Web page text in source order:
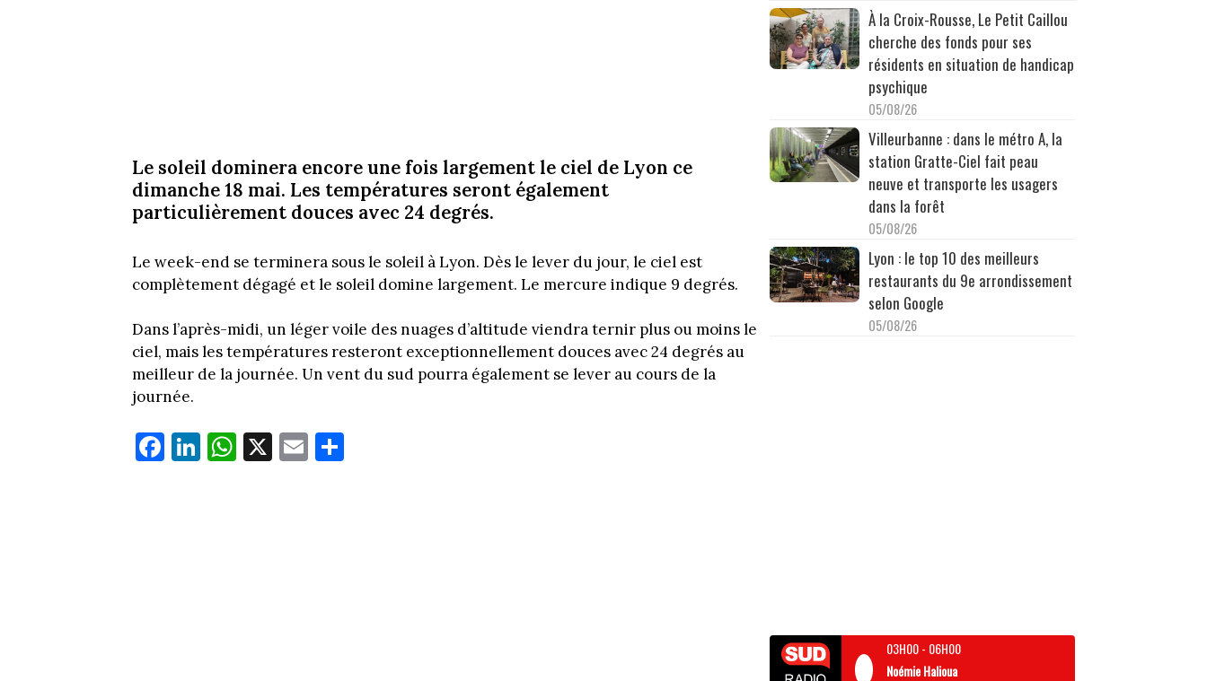
Le soleil dominera encore une fois largement le ciel de Lyon ce
dimanche 18 mai. Les températures seront également
particulièrement douces avec 24 degrés.
Le week-end se terminera sous le soleil à Lyon. Dès le lever du jour, le ciel est
complètement dégagé et le soleil domine largement. Le mercure indique 9 degrés.
Dans l’après-midi, un léger voile des nuages d’altitude viendra ternir plus ou moins le
ciel, mais les températures resteront exceptionnellement douces avec 24 degrés au
meilleur de la journée. Un vent du sud pourra également se lever au cours de la
journée.
Fa
ce
Li
nk
W
ha
X E
m
À la Croix-Rousse, Le Petit Caillou
cherche des fonds pour ses
résidents en situation de handicap
psychique
05/08/26
Villeurbanne : dans le métro A, la
station Gratte-Ciel fait peau
neuve et transporte les usagers
dans la forêt
05/08/26
Lyon : le top 10 des meilleurs
restaurants du 9e arrondissement
selon Google
05/08/26
03H00- 06H00
Noémie Halioua